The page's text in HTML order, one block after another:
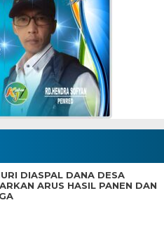
DIASPAL DANA DESA
ARUS HASIL PANEN DAN